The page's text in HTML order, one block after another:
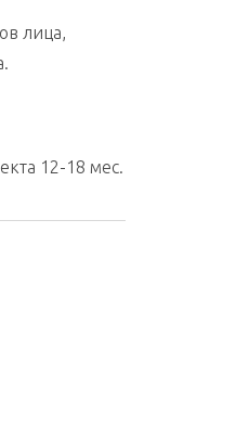
лица,
12-18 мес.